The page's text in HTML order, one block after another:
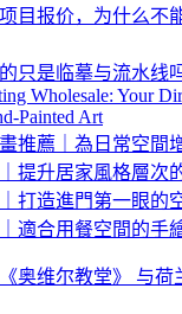
目报价，为什么不
只是临摹与流水线
Wholesale: Your
Painted Art
推薦｜為日常空間
提升居家風格層次
打造進門第一眼的
適合用餐空間的手
奥维尔教堂》 与荷